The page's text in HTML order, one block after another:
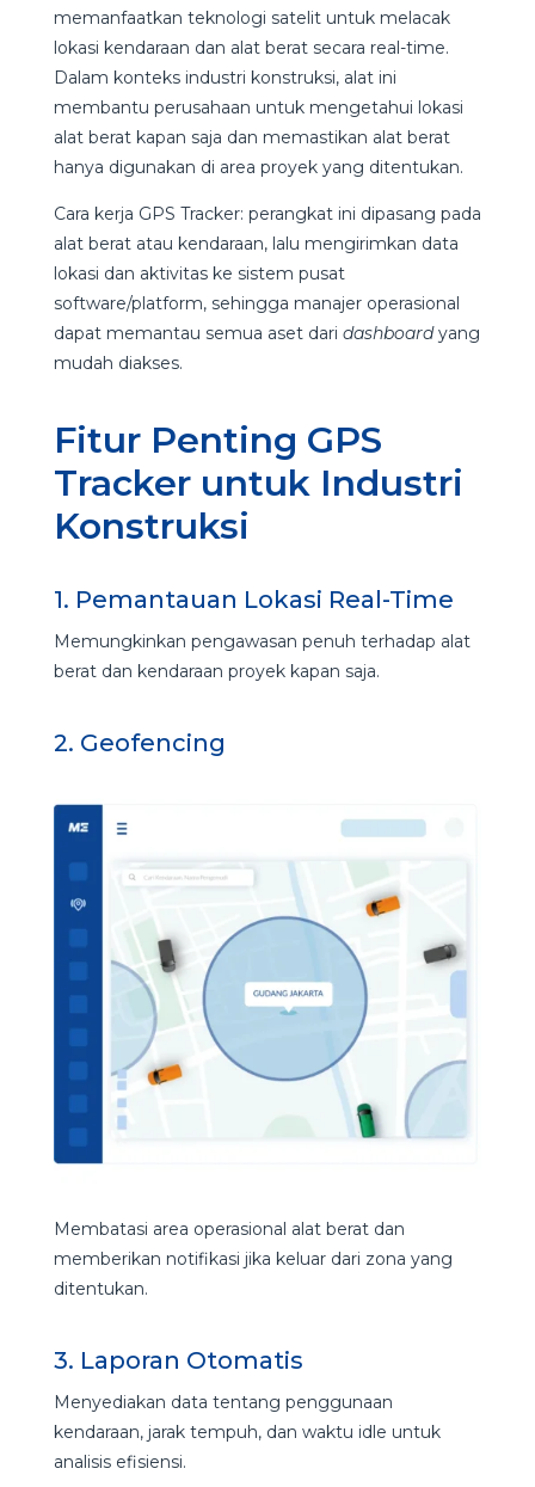
memanfaatkan teknologi satelit untuk melacak
lokasi kendaraan dan alat berat secara real-time.
Dalam konteks industri konstruksi, alat ini
membantu perusahaan untuk mengetahui lokasi
alat berat kapan saja dan memastikan alat berat
hanya digunakan di area proyek yang ditentukan.
Cara kerja GPS Tracker: perangkat ini dipasang pada
alat berat atau kendaraan, lalu mengirimkan data
lokasi dan aktivitas ke sistem pusat
software/platform, sehingga manajer operasional
dapat memantau semua aset dari dashboardyang
mudah diakses.
Fitur Penting GPS
Tracker untuk Industri
Konstruksi
1. Pemantauan Lokasi Real-Time
Memungkinkan pengawasan penuh terhadap alat
berat dan kendaraan proyek kapan saja.
2. Geofencing
Membatasi area operasional alat berat dan
memberikan notifikasi jika keluar dari zona yang
ditentukan.
3. Laporan Otomatis
Menyediakan data tentang penggunaan
kendaraan, jarak tempuh, dan waktu idle untuk
analisis efisiensi.